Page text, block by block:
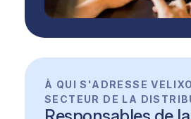
À QUI S'ADRESSE
SECTEUR DE LA